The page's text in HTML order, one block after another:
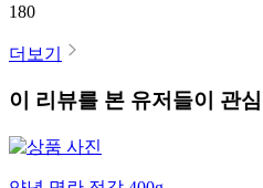
180
더보기
이 리뷰를 본 유저들이 관